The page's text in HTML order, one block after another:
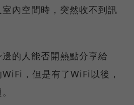
內空間時，突然收不到訊
的人能否開熱點分享給
，但是有了WiFi以後，